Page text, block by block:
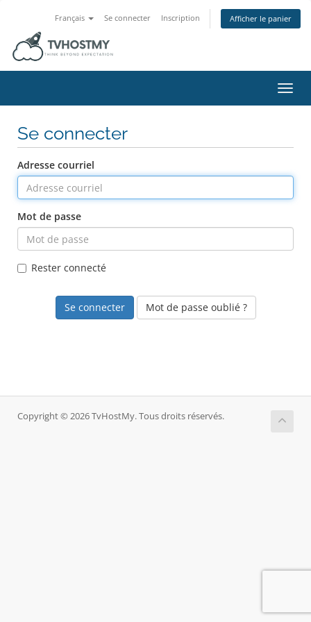
Français Se connecter Inscription Afficher le panier
Se connecter
Adresse courriel
Mot de passe
Rester connecté
Mot de passe oublié ?
Copyright © 2026 TvHostMy. Tous droits réservés.